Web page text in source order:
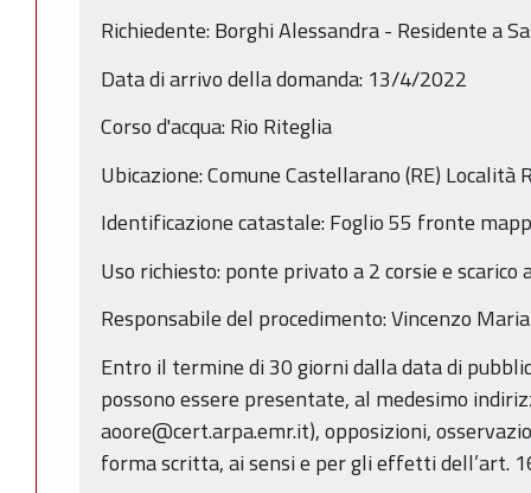
Richiedente: Borghi Alessandra - Residente a
Data di arrivo della domanda: 13/4/2022
Corso d'acqua: Rio Riteglia
Ubicazione: Comune Castellarano (RE) Località
Identificazione catastale: Foglio 55 fronte
Uso richiesto: ponte privato a 2 corsie e scarico
Responsabile del procedimento: Vincenzo
Entro il termine di 30 giorni dalla data di
possono essere presentate, al medesimo
aoore@cert.arpa.emr.it), opposizioni,
forma scritta, ai sensi e per gli effetti dell’art.